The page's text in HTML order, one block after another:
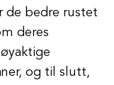
de bedre rustet
deres
og til slutt,